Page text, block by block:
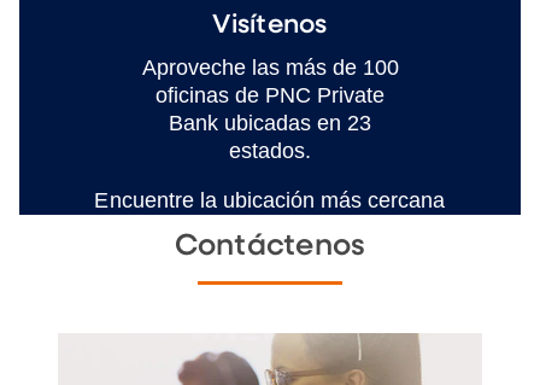
Visítenos
Aproveche las más de 100
oficinas de PNC Private
Bank ubicadas en 23
estados.
Encuentre la ubicación más cercana
Contáctenos